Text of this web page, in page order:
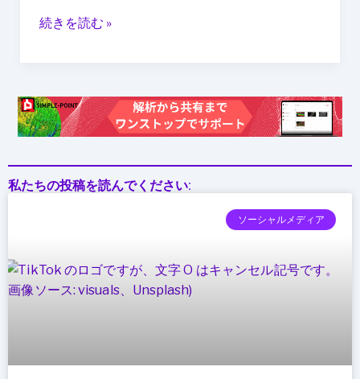
大
続きを読む »
私たちの投稿を読んでください:
ソーシャルメディア